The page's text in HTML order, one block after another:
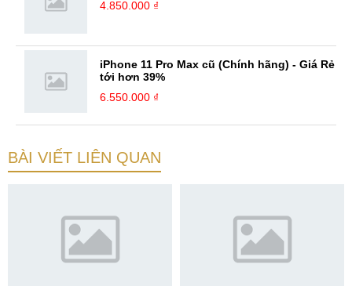
4.850.000 ₫
iPhone 11 Pro Max cũ (Chính hãng) - Giá Rẻ
tới hơn 39%
6.550.000 ₫
BÀI VIẾT LIÊN QUAN